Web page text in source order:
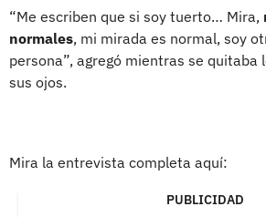
“Me escriben que si soy tuerto… Mira,
normales, mi mirada es normal, soy
persona”, agregó mientras se quitaba
sus ojos.
Mira la entrevista completa aquí:
PUBLICIDAD